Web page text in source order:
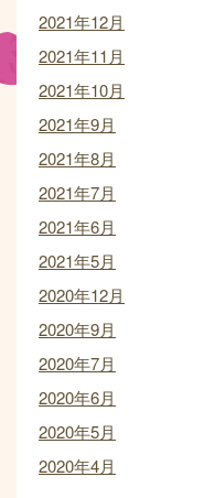
2021年12月
2021年11月
2021年10月
2021年9月
2021年8月
2021年7月
2021年6月
2021年5月
2020年12月
2020年9月
2020年7月
2020年6月
2020年5月
2020年4月